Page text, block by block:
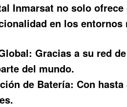
Inmarsat no solo
en los
Gracias a su red
del mundo.
de Batería: Con